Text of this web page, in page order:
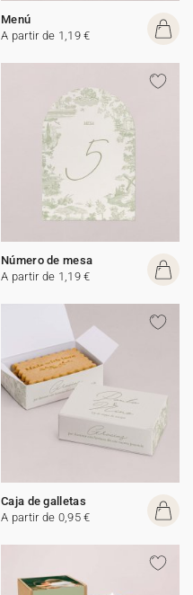
Menú
A partir de 1,19 €
Número de mesa
A partir de 1,19 €
Caja de galletas
A partir de 0,95 €